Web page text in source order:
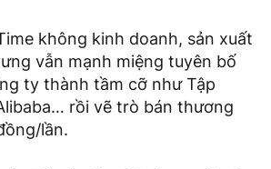
không kinh doanh, sản xuất
vẫn mạnh miệng tuyên bố
ty thành tầm cỡ như Tập
rồi vẽ trò bán thương
lần.